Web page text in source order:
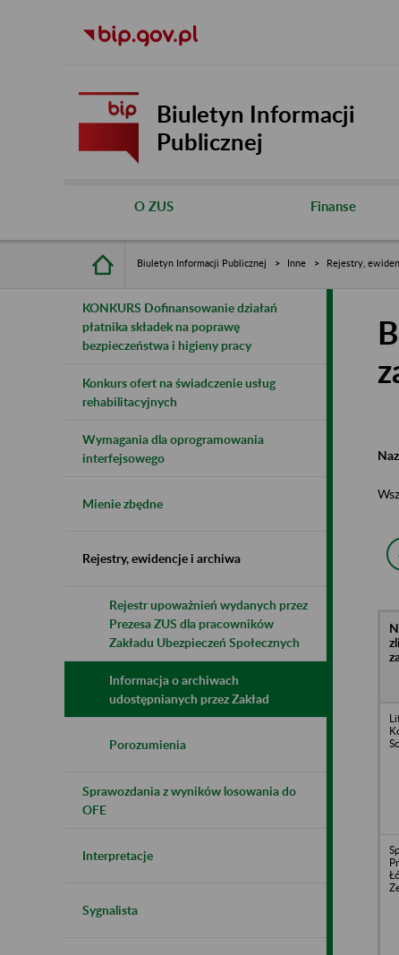
Biuletyn Informacji
Publicznej
O ZUS Finanse
Biuletyn Informacji Publicznej Inne Rejestry,
KONKURS Dofinansowanie działań
płatnika składek na poprawę
bezpieczeństwa i higieny pracy
Konkurs ofert na świadczenie usług
rehabilitacyjnych
Wymagania dla oprogramowania
interfejsowego
Mienie zbędne
Rejestry, ewidencje i archiwa
Rejestr upoważnień wydanych przez
Prezesa ZUS dla pracowników
Zakładu Ubezpieczeń Społecznych
Informacja o archiwach
udostępnianych przez Zakład
Porozumienia
Sprawozdania z wyników losowania do
OFE
Interpretacje
Sygnalista